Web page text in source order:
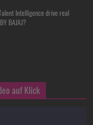
Intelligence drive real
BAJAJ?
auf Klick